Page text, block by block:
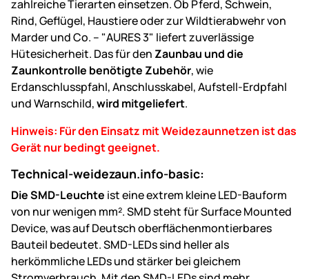
zahlreiche Tierarten einsetzen. Ob Pferd, Schwein,
Rind, Geflügel, Haustiere oder zur Wildtierabwehr von
Marder und Co. – "AURES 3" liefert zuverlässige
Hütesicherheit. Das für den Zaunbau und die
Zaunkontrolle benötigte Zubehör, wie
Erdanschlusspfahl, Anschlusskabel, Aufstell-Erdpfahl
und Warnschild,wird mitgeliefert.
Hinweis: Für den Einsatz mit Weidezaunnetzen ist das
Gerät nur bedingt geeignet.
Technical-weidezaun.info-basic:
Die SMD-Leuchte ist eine extrem kleine LED-Bauform
von nur wenigen mm². SMD steht für Surface Mounted
Device, was auf Deutsch oberflächenmontierbares
Bauteil bedeutet. SMD-LEDs sind heller als
herkömmliche LEDs und stärker bei gleichem